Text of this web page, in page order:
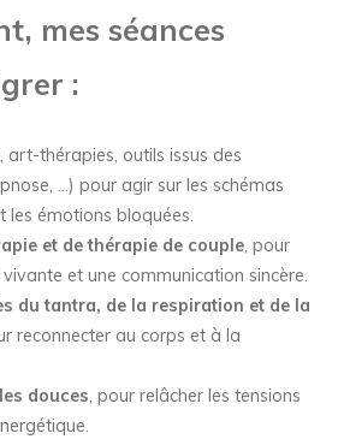
mes séances
:
art-thérapies, outils issus des
…) pour agir sur les schémas
les émotions bloquées.
et de thérapie de couple, pour
et une communication sincère.
du tantra, de la respiration et de la
reconnecter au corps et à la
douces, pour relâcher les tensions